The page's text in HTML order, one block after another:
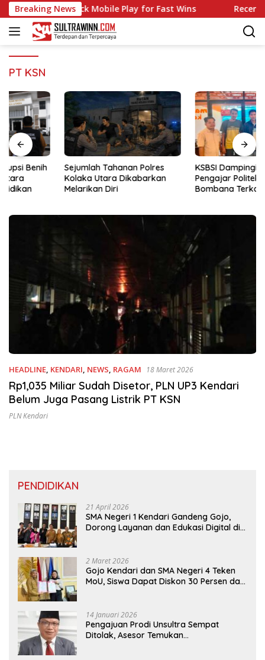
Langsung
ke
konten
Breaking News
Casino: Quick Mobile Play for Fast Wins Recenzja
PT KSN
Sejumlah Tahanan Polres
Kolaka Utara Dikabarkan
Melarikan Diri
KSBSI Dampingi Eks Tenaga
Pengajar Politeknik
Bombana Terkait Upah
HEADLINE, KENDARI, NEWS, RAGAM 18 Maret 2026
Rp1,035 Miliar Sudah Disetor, PLN UP3 Kendari
Belum Juga Pasang Listrik PT KSN
PLN Kendari
PENDIDIKAN
21 April 2026
SMA Negeri 1 Kendari Gandeng Gojo,
Dorong Layanan dan Edukasi Digital di
2 Maret 2026
Gojo Kendari dan SMA Negeri 4 Teken
MoU, Siswa Dapat Diskon 30 Persen dan
14 Januari 2026
Pengajuan Prodi Unsultra Sempat
Ditolak, Asesor Temukan